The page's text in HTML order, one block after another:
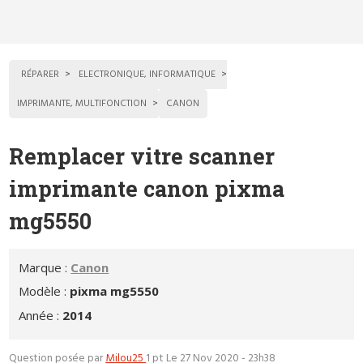
RÉPARER
ELECTRONIQUE, INFORMATIQUE
IMPRIMANTE, MULTIFONCTION
CANON
Remplacer vitre scanner
imprimante canon pixma
mg5550
Marque : Canon
Modèle : pixma mg5550
Année : 2014
Question posée parMilou251 pt Le 27 Nov 2020 - 23h38